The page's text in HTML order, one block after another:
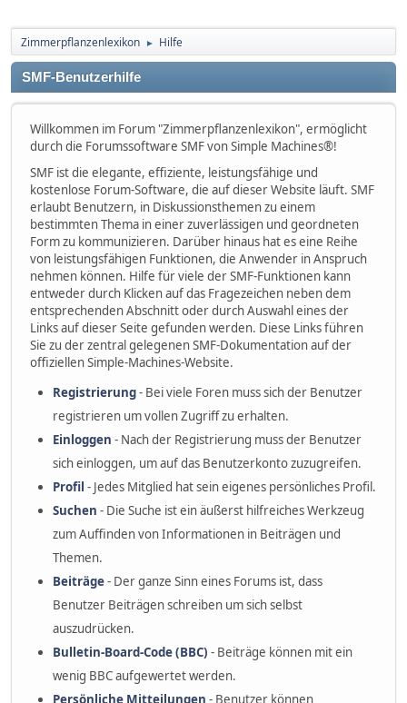
Zimmerpflanzenlexikon ► Hilfe
SMF-Benutzerhilfe
Willkommen im Forum "Zimmerpflanzenlexikon", ermöglicht
durch die Forumssoftware SMF von Simple Machines®!
SMF ist die elegante, effiziente, leistungsfähige und
kostenlose Forum-Software, die auf dieser Website läuft. SMF
erlaubt Benutzern, in Diskussionsthemen zu einem
bestimmten Thema in einer zuverlässigen und geordneten
Form zu kommunizieren. Darüber hinaus hat es eine Reihe
von leistungsfähigen Funktionen, die Anwender in Anspruch
nehmen können. Hilfe für viele der SMF-Funktionen kann
entweder durch Klicken auf das Fragezeichen neben dem
entsprechenden Abschnitt oder durch Auswahl eines der
Links auf dieser Seite gefunden werden. Diese Links führen
Sie zu der zentral gelegenen SMF-Dokumentation auf der
offiziellen Simple-Machines-Website.
Registrierung- Bei viele Foren muss sich der Benutzer
registrieren um vollen Zugriff zu erhalten.
Einloggen - Nach der Registrierung muss der Benutzer
sich einloggen, um auf das Benutzerkonto zuzugreifen.
Profil - Jedes Mitglied hat sein eigenes persönliches Profil.
Suchen - Die Suche ist ein äußerst hilfreiches Werkzeug
zum Auffinden von Informationen in Beiträgen und
Themen.
Beiträge- Der ganze Sinn eines Forums ist, dass
Benutzer Beiträgen schreiben um sich selbst
auszudrücken.
Bulletin-Board-Code (BBC) - Beiträge können mit ein
wenig BBC aufgewertet werden.
Persönliche Mitteilungen - Benutzer können